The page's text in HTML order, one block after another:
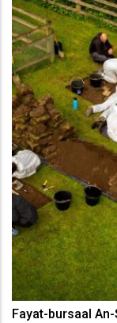
Fayat-bursaal